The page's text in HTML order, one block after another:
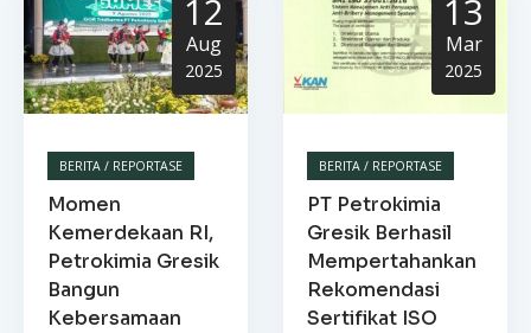
12
Aug
2025
BERITA / REPORTASE
Momen
Kemerdekaan RI,
Petrokimia Gresik
Bangun
Kebersamaan
13
Mar
2025
BERITA / REPORTASE
PT Petrokimia
Gresik Berhasil
Mempertahankan
Rekomendasi
Sertifikat ISO